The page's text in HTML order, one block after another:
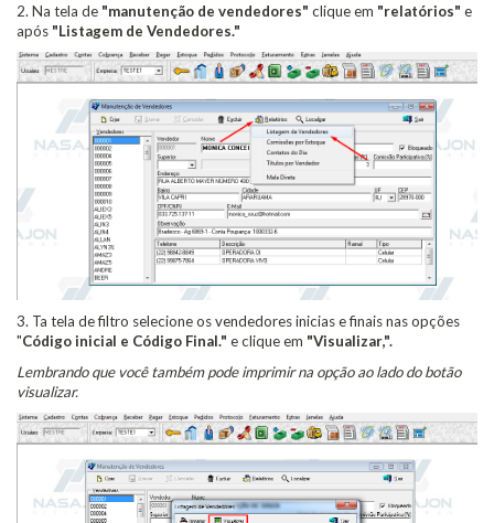
2. Na tela de "manutenção de vendedores" clique em "relatórios" e
após "Listagem de Vendedores."
3. Ta tela de filtro selecione os vendedores inicias e finais nas opções
"Código inicial e Código Final." e clique em "Visualizar,".
Lembrando que você também pode imprimir na opção ao lado do botão
visualizar.